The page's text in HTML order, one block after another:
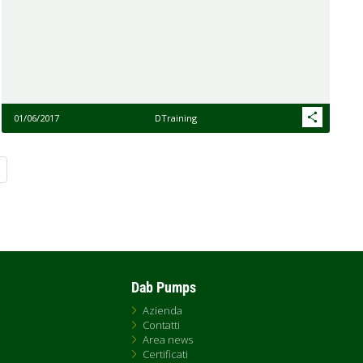
01/06/2017 DTraining
Dab Pumps
Azienda
Contatti
Area news
Certificati